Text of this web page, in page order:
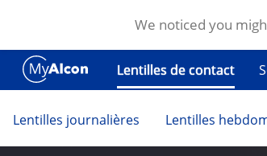
Aller au contenu principal
Lentilles de contact
Lentilles journalières Lentilles
We noticed you